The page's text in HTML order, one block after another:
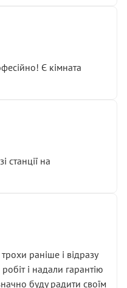
склом. Мені
Є кімната
станції на
раніше і відразу
і надали гарантію
буду радити своїм